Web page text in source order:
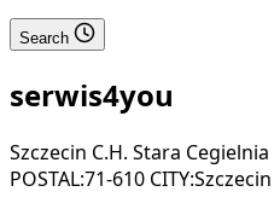
Search
serwis4you
Szczecin C.H. Stara
POSTAL:71-610